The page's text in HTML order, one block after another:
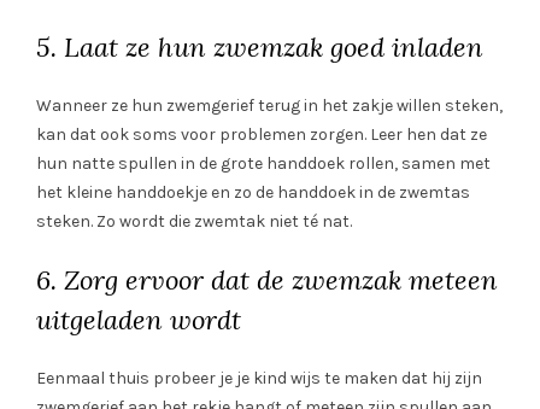
5. Laat ze hun zwemzak goed inladen
Wanneer ze hun zwemgerief terug in het zakje willen steken,
kan dat ook soms voor problemen zorgen. Leer hen dat ze
hun natte spullen in de grote handdoek rollen, samen met
het kleine handdoekje en zo de handdoek in de zwemtas
steken. Zo wordt die zwemtak niet té nat.
6. Zorg ervoor dat de zwemzak meteen
uitgeladen wordt
Eenmaal thuis probeer je je kind wijs te maken dat hij zijn